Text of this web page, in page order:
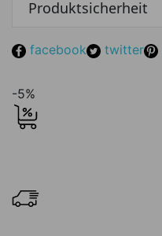
Produktsicherheit
facebook twitter
-5%